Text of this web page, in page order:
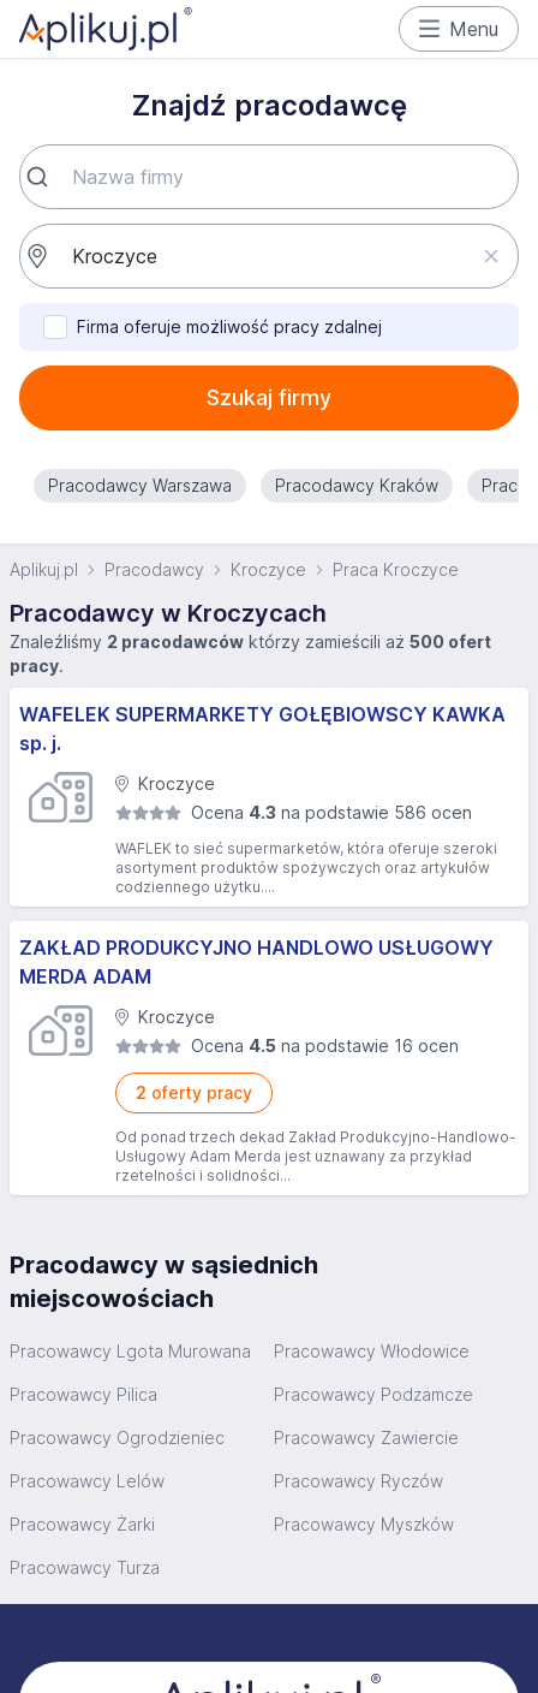
Menu
Znajdź pracodawcę
Firma oferuje możliwość pracy zdalnej
Szukaj firmy
Pracodawcy Warszawa Pracodawcy Kraków
Aplikuj.pl Pracodawcy Kroczyce Praca Kroczyce
Pracodawcy w Kroczycach
Znaleźliśmy 2 pracodawców którzy zamieścili aż 500 ofert
pracy.
WAFELEK SUPERMARKETY GOŁĘBIOWSCY KAWKA
sp. j.
Kroczyce
Ocena 4.3 na podstawie 586 ocen
WAFLEK to sieć supermarketów, która oferuje szeroki
asortyment produktów spożywczych oraz artykułów
codziennego użytku....
ZAKŁAD PRODUKCYJNO HANDLOWO USŁUGOWY
MERDA ADAM
Kroczyce
Ocena 4.5 na podstawie 16 ocen
2 oferty pracy
Od ponad trzech dekad Zakład Produkcyjno-Handlowo-
Usługowy Adam Merda jest uznawany za przykład
rzetelności i solidności...
Pracodawcy w sąsiednich
miejscowościach
Pracowawcy Lgota Murowana Pracowawcy Włodowice
Pracowawcy Pilica Pracowawcy Podzamcze
Pracowawcy Ogrodzieniec Pracowawcy Zawiercie
Pracowawcy Lelów Pracowawcy Ryczów
Pracowawcy Żarki Pracowawcy Myszków
Pracowawcy Turza